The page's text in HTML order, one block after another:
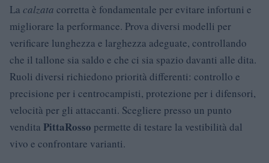
La calzata corretta è fondamentale per evitare infortuni e
migliorare la performance. Prova diversi modelli per
verificare lunghezza e larghezza adeguate, controllando
che il tallone sia saldo e che ci sia spazio davanti alle dita.
Ruoli diversi richiedono priorità differenti: controllo e
precisione per i centrocampisti, protezione per i difensori,
velocità per gli attaccanti. Scegliere presso un punto
vendita PittaRosso permette di testare la vestibilità dal
vivo e confrontare varianti.